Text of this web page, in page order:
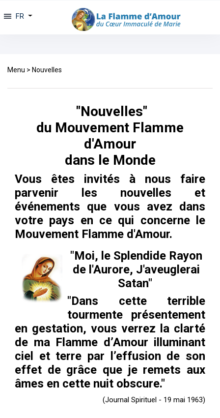
FR
Menu > Nouvelles
"Nouvelles"
du Mouvement Flamme
d'Amour
dans le Monde
Vous êtes invités à nous faire
parvenir les nouvelles et
événements que vous avez dans
votre pays en ce qui concerne le
Mouvement Flamme d'Amour.
"Moi, le Splendide Rayon
de l'Aurore, J'aveuglerai
Satan"
"Dans cette terrible
tourmente présentement
en gestation, vous verrez la clarté
de ma Flamme d’Amour illuminant
ciel et terre par l’effusion de son
effet de grâce que je remets aux
âmes en cette nuit obscure."
(Journal Spirituel - 19 mai 1963)